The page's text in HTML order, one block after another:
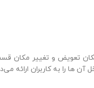
تعویض و تغییر مکان
ها را به کاربران ارائه